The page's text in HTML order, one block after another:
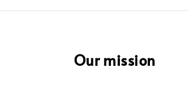
Our mission